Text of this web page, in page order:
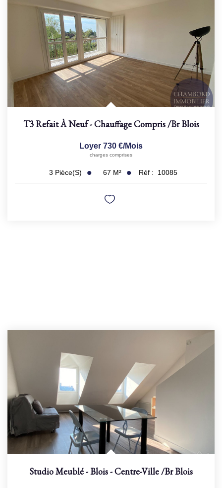
T3 Refait À Neuf - Chauffage Compris/brBlois
Loyer 730 €/mois
charges comprises
3 Pièce(s) 67 M² Réf : 10085
Studio Meublé - Blois - Centre-Ville/brBlois